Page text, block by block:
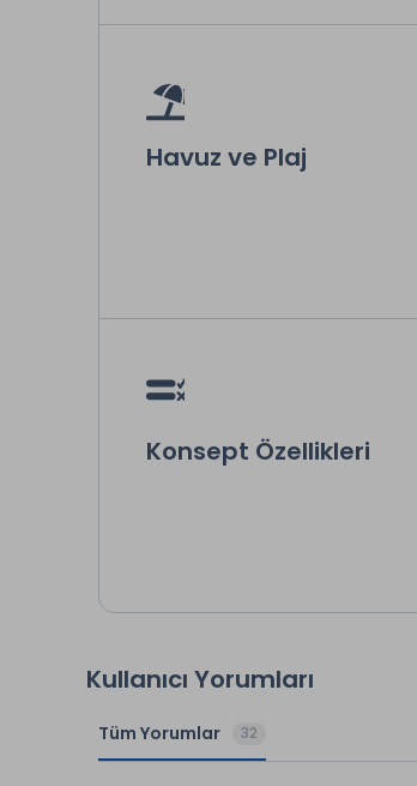
Havuz ve Plaj
Konsept Özellikleri
Kullanıcı Yorumları
Tüm Yorumlar 32